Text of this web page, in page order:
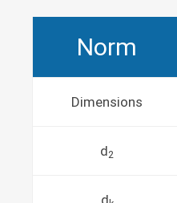
Norm
Dimensions
d2
d